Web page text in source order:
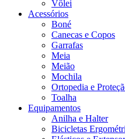
Vôlei
Acessórios
Boné
Canecas e Copos
Garrafas
Meia
Meião
Mochila
Ortopedia e
Toalha
Equipamentos
Anilha e Halter
Bicicletas